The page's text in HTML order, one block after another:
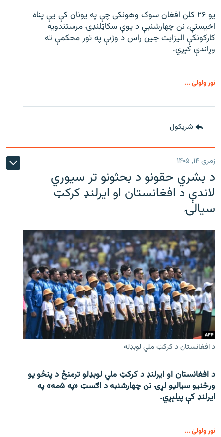
یو ۲۶ کلن افغان سوک‌ وهونکی چې په یونان کې یې پناه
اخیستې، نن چهارشنبې د یوې سکاټلنډۍ مرستندویه
کارکونکې الیزابت جین راس د وژنې په تور محکمې ته
وړاندې کېږي.
نور ولولئ ...
شريکول
زمری ۱۴, ۱۴۰۵
د بشري حقونو د بحثونو تر سیوري
لاندې د افغانستان او ایرلنډ کرکټ
سیالۍ
د افغانستان د کرکټ ملي لوبډله
د افغانستان او ایرلنډ د کرکټ ملي لوبډلو ترمنځ د پنځو یو
ورځنیو سیالیو لړۍ نن چهارشنبه د اګسټ «په ۵مه» په
ایرلنډ کې پیلېږي.
نور ولولئ ...